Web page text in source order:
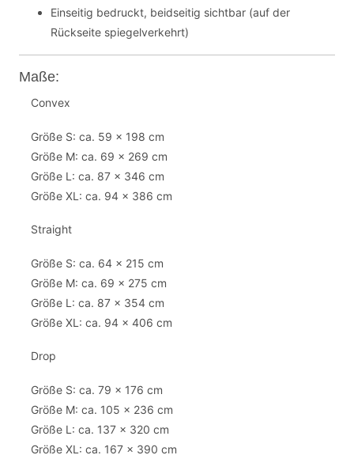
Einseitig bedruckt, beidseitig sichtbar (auf der
Rückseite spiegelverkehrt)
Maße:
Convex
Größe S: ca. 59 x 198 cm
Größe M: ca. 69 x 269 cm
Größe L: ca. 87 x 346 cm
Größe XL: ca. 94 x 386 cm
Straight
Größe S: ca. 64 x 215 cm
Größe M: ca. 69 x 275 cm
Größe L: ca. 87 x 354 cm
Größe XL: ca. 94 x 406 cm
Drop
Größe S: ca. 79 x 176 cm
Größe M: ca. 105 x 236 cm
Größe L: ca. 137 x 320 cm
Größe XL: ca. 167 x 390 cm